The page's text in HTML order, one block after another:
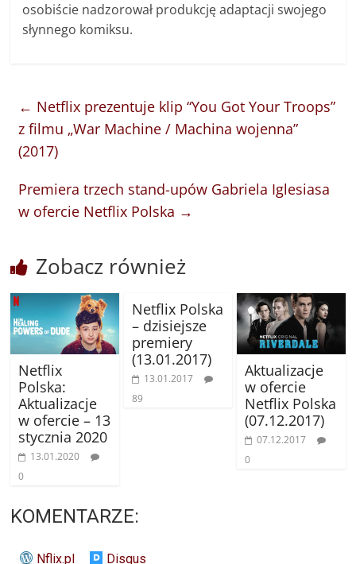
osobiście nadzorował produkcję adaptacji swojego
słynnego komiksu.
← Netflix prezentuje klip “You Got Your Troops”
z filmu „War Machine / Machina wojenna”
(2017)
Premiera trzech stand-upów Gabriela Iglesiasa
w ofercie Netflix Polska →
Zobacz również
Netflix
Polska:
Aktualizacje
w ofercie – 13
stycznia 2020
13.01.2020
0
Netflix Polska
– dzisiejsze
premiery
(13.01.2017)
13.01.2017
89
Aktualizacje
w ofercie
Netflix Polska
(07.12.2017)
07.12.2017
0
KOMENTARZE:
Nflix.pl Disqus